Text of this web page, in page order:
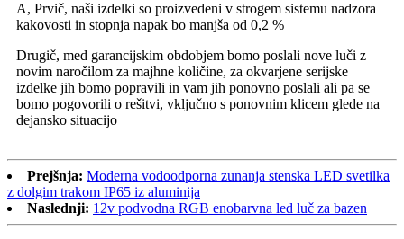
A, Prvič, naši izdelki so proizvedeni v strogem sistemu nadzora
kakovosti in stopnja napak bo manjša od 0,2 %
Drugič, med garancijskim obdobjem bomo poslali nove luči z
novim naročilom za majhne količine, za okvarjene serijske
izdelke jih bomo popravili in vam jih ponovno poslali ali pa se
bomo pogovorili o rešitvi, vključno s ponovnim klicem glede na
dejansko situacijo
Prejšnja: Moderna vodoodporna zunanja stenska LED svetilka
z dolgim ​​trakom IP65 iz aluminija
Naslednji: 12v podvodna RGB enobarvna led luč za bazen